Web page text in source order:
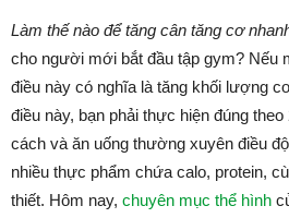
Làm thế nào để tăng cân tăng cơ
cho người mới bắt đầu tập gym? Nếu
điều này có nghĩa là tăng khối lượng
điều này, bạn phải thực hiện đúng
cách và ăn uống thường xuyên điều
nhiều thực phẩm chứa calo, protein,
thiết. Hôm nay, chuyên mục thể hình